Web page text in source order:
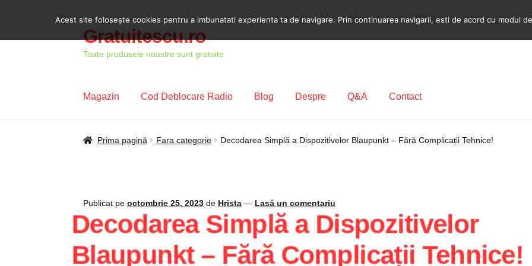
Sari
navigare
Sari
conținut
Gratuitescu.ro
Toate produsele noastre sunt gratuite
Magazin Cod Deblocare Radio Blog Despre Q&A Contact
Prima pagină Blog Cod Deblocare Radio, Decodare Casetofon Auto Contact Contul meu Coș Despre
Prima pagină Fara categorie Decodarea Simplă a Dispozitivelor Blaupunkt – Fără Complicații Tehnice!
Publicat peoctombrie 25, 2023 de Hrista — Lasă un comentariu
Decodarea Simplă a Dispozitivelor
Blaupunkt – Fără Complicații Tehnice!
Acest site foloseşte cookies pentru a imbunatati experienta ta de navigare. Prin continuarea navigarii, esti de acord cu modul